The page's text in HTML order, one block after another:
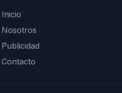
Inicio
Nosotros
Publicidad
Contacto